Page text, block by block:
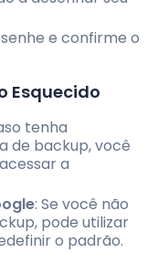
e confirme o
Esquecido
tenha
de backup, você
a
: Se você não
pode utilizar
o padrão.